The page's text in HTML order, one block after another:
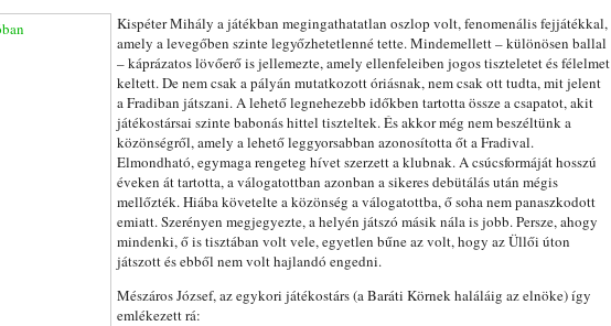
Kispéter Mihály a játékban megingathatatlan oszlop volt, fenomenális fejjátékkal,
amely a levegőben szinte legyőzhetetlenné tette. Mindemellett – különösen ballal
– káprázatos lövőerő is jellemezte, amely ellenfeleiben jogos tiszteletet és félelmet
keltett. De nem csak a pályán mutatkozott óriásnak, nem csak ott tudta, mit jelent
a Fradiban játszani. A lehető legnehezebb időkben tartotta össze a csapatot, akit
játékostársai szinte babonás hittel tiszteltek. És akkor még nem beszéltünk a
közönségről, amely a lehető leggyorsabban azonosította őt a Fradival.
Elmondható, egymaga rengeteg hívet szerzett a klubnak. A csúcsformáját hosszú
éveken át tartotta, a válogatottban azonban a sikeres debütálás után mégis
mellőzték. Hiába követelte a közönség a válogatottba, ő soha nem panaszkodott
emiatt. Szerényen megjegyezte, a helyén játszó másik nála is jobb. Persze, ahogy
mindenki, ő is tisztában volt vele, egyetlen bűne az volt, hogy az Üllői úton
játszott és ebből nem volt hajlandó engedni.
Mészáros József, az egykori játékostárs (a Baráti Körnek haláláig az elnöke) így
emlékezett rá: